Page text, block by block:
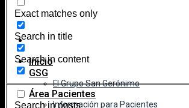
Inicio
GSG
El Grupo San Gerónimo
Área Pacientes
Información para Pacientes
Exact matches only
Search in title
Search in content
Search in posts